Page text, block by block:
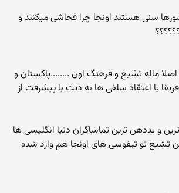
سنی هستند اونجا چرا فحاشی میکنند و
ماله تشیع و فرهنگ اون ........پاکستان و
یا اعتقاد سلفی ها به دیت با پیشرفت از
و بددهن ترین تماشاگران دنیا انگلیسی ها
تشیع تو تیفوسی های اونجا هم وارد شده